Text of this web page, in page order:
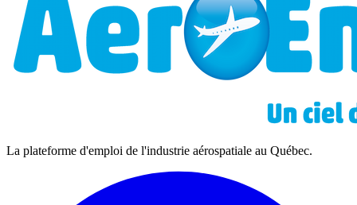
La plateforme d'emploi de l'industrie aérospatiale au Québec.